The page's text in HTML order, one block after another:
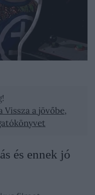
Vissza a jövőbe,
és ennek jó